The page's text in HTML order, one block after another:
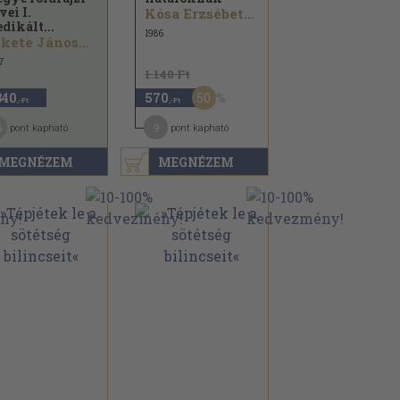
I.
János...
,-Ft
pont kapható
MEGNÉZEM
Kósa Erzsébet...
1986
1.140 Ft
570 ,-Ft 50
pont kapható